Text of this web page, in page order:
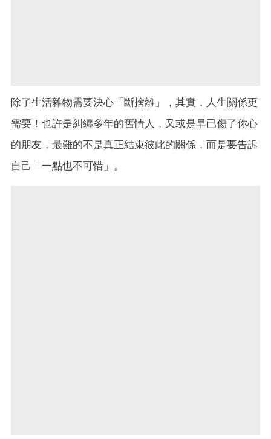
除了生活雜物需要決心「斷捨離」，其實，人生關係更
需要！也許是糾纏多年的舊情人，又或是早已傷了你心
的朋友，最難的不是真正結束彼此的關係，而是要告訴
自己「一點也不可惜」。